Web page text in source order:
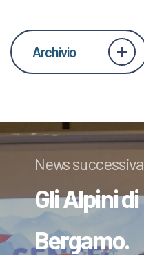
Archivio
News successiva
Gli Alpini di
Bergamo.